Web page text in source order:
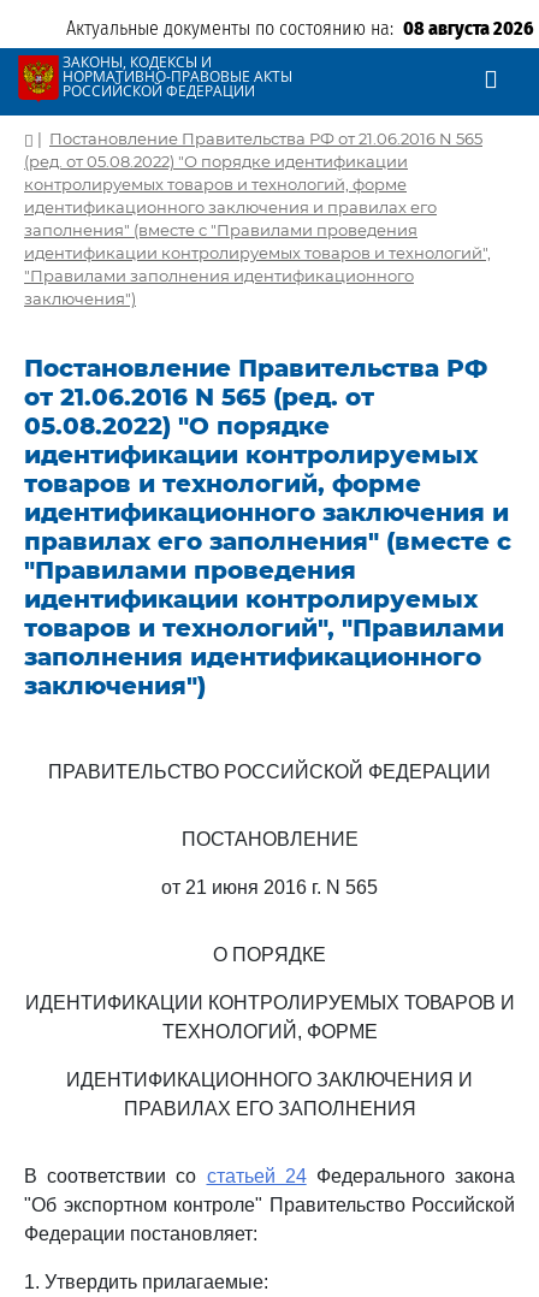
Актуальные документы по состоянию на: 08 августа 2026
ЗАКОНЫ, КОДЕКСЫ И
НОРМАТИВНО-ПРАВОВЫЕ АКТЫ
РОССИЙСКОЙ ФЕДЕРАЦИИ
| Постановление Правительства РФ от 21.06.2016 N 565
(ред. от 05.08.2022) "О порядке идентификации
контролируемых товаров и технологий, форме
идентификационного заключения и правилах его
заполнения" (вместе с "Правилами проведения
идентификации контролируемых товаров и технологий",
"Правилами заполнения идентификационного
заключения")
Постановление Правительства РФ
от 21.06.2016 N 565 (ред. от
05.08.2022) "О порядке
идентификации контролируемых
товаров и технологий, форме
идентификационного заключения и
правилах его заполнения" (вместе с
"Правилами проведения
идентификации контролируемых
товаров и технологий", "Правилами
заполнения идентификационного
заключения")
ПРАВИТЕЛЬСТВО РОССИЙСКОЙ ФЕДЕРАЦИИ
ПОСТАНОВЛЕНИЕ
от 21 июня 2016 г. N 565
О ПОРЯДКЕ
ИДЕНТИФИКАЦИИ КОНТРОЛИРУЕМЫХ ТОВАРОВ И
ТЕХНОЛОГИЙ, ФОРМЕ
ИДЕНТИФИКАЦИОННОГО ЗАКЛЮЧЕНИЯ И
ПРАВИЛАХ ЕГО ЗАПОЛНЕНИЯ
В соответствии со статьей 24Федерального закона
"Об экспортном контроле" Правительство Российской
Федерации постановляет:
1. Утвердить прилагаемые: